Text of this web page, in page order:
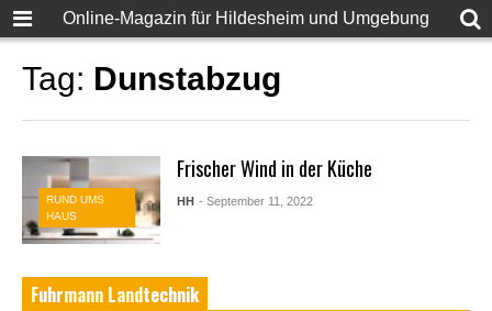
Online-Magazin für Hildesheim und Umgebung
Tag: Dunstabzug
RUND UMS
HAUS
Frischer Wind in der Küche
HH - September 11, 2022
Fuhrmann Landtechnik